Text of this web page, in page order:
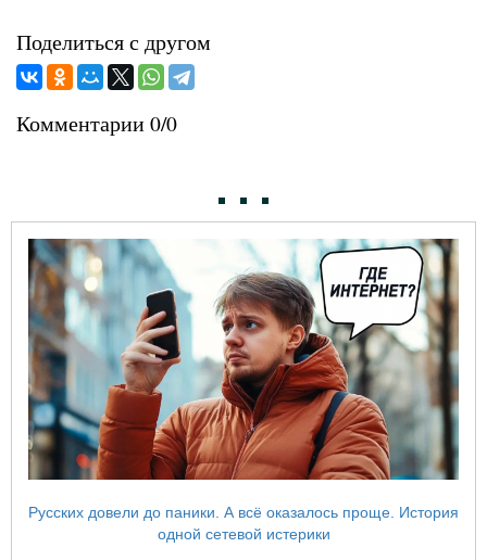
Поделиться с другом
Комментарии 0/0
Русских довели до паники. А всё оказалось проще. История
одной сетевой истерики